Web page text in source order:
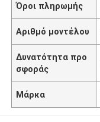
Όροι πληρωμής
Αριθμό μοντέλου
Δυνατότητα προ
σφοράς
Μάρκα